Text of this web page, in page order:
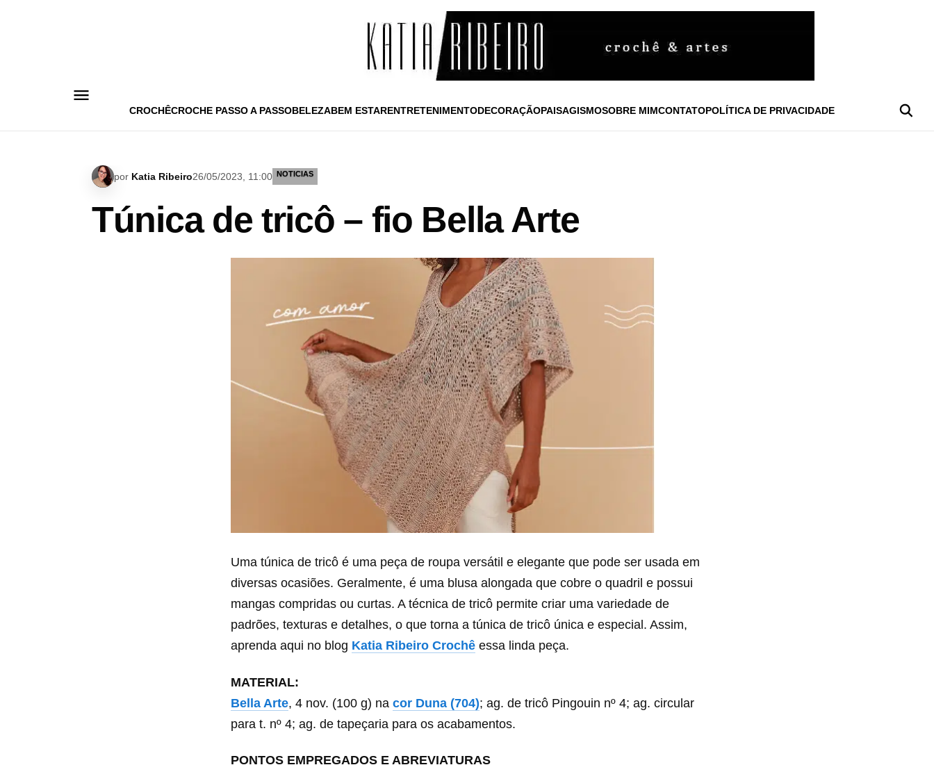
CROCHÊCROCHE PASSO A PASSOBELEZABEM ESTARENTRETENIMENTODECORAÇÃOPAISAGISMOSOBRE MIMCONTATOPOLÍTICA DE PRIVACIDADE
por Katia Ribeiro26/05/2023, 11:00 NOTICIAS
Túnica de tricô – fio Bella Arte
Uma túnica de tricô é uma peça de roupa versátil e elegante que pode ser usada em
diversas ocasiões. Geralmente, é uma blusa alongada que cobre o quadril e possui
mangas compridas ou curtas. A técnica de tricô permite criar uma variedade de
padrões, texturas e detalhes, o que torna a túnica de tricô única e especial. Assim,
aprenda aqui no blog Katia Ribeiro Crochê essa linda peça.
MATERIAL:
Bella Arte, 4 nov. (100 g) na cor Duna (704); ag. de tricô Pingouin nº 4; ag. circular
para t. nº 4; ag. de tapeçaria para os acabamentos.
PONTOS EMPREGADOS E ABREVIATURAS